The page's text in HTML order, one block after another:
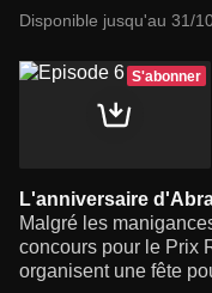
Disponible jusqu'au 31/
S'abonner
L'anniversaire
Malgré les
concours pour le Prix
organisent une fête